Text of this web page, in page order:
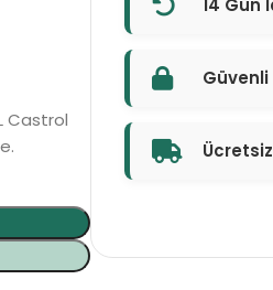
Castrol
14 Gün